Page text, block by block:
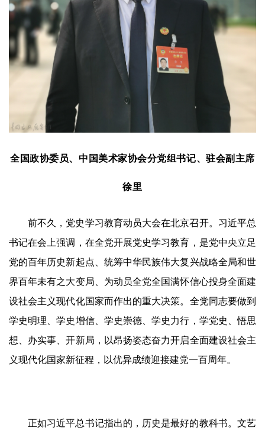
全国政协委员、中国美术家协会分党组书记、驻会副主席
徐里
前不久 ，党史学习教育动员大会在北京召开。习近平总
书记在会上强调，在全党开展党史学习教育，是党中央立足
党的百年历史新起点、统筹中华民族伟大复兴战略全局和世
界百年未有之大变局、为动员全党全国满怀信心投身全面建
设社会主义现代化国家而作出的重大决策。全党同志要做到
学史明理、学史增信、学史崇德、学史力行，学党史、悟思
想、办实事、开新局，以昂扬姿态奋力开启全面建设社会主
义现代化国家新征程，以优异成绩迎接建党一百周年。
正如习近平总书记指出的， 历史是最好的教科书。 文艺